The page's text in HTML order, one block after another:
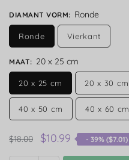
DIAMANT VORM: Ronde
Ronde Vierkant
MAAT: 20 x 25 cm
20 x 25 cm 20 x 30 cm
40 x 50 cm 40 x 60 cm
$18.00 $10.99 - 39% ($7.01)